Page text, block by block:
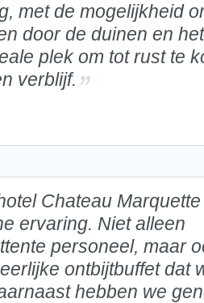
met de mogelijkheid
door de duinen en
plek om tot rust te
verblijf.
Chateau
ervaring. Niet alleen
personeel, maar
ontbijtbuffet dat
hebben we